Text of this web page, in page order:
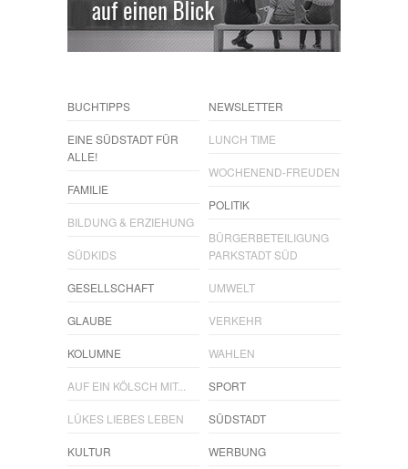
BUCHTIPPS
EINE SÜDSTADT FÜR
ALLE!
FAMILIE
BILDUNG & ERZIEHUNG
SÜDKIDS
GESELLSCHAFT
GLAUBE
KOLUMNE
AUF EIN KÖLSCH MIT...
LÜKES LIEBES LEBEN
KULTUR
NEWSLETTER
LUNCH TIME
WOCHENEND-FREUDEN
POLITIK
BÜRGERBETEILIGUNG
PARKSTADT SÜD
UMWELT
VERKEHR
WAHLEN
SPORT
SÜDSTADT
WERBUNG